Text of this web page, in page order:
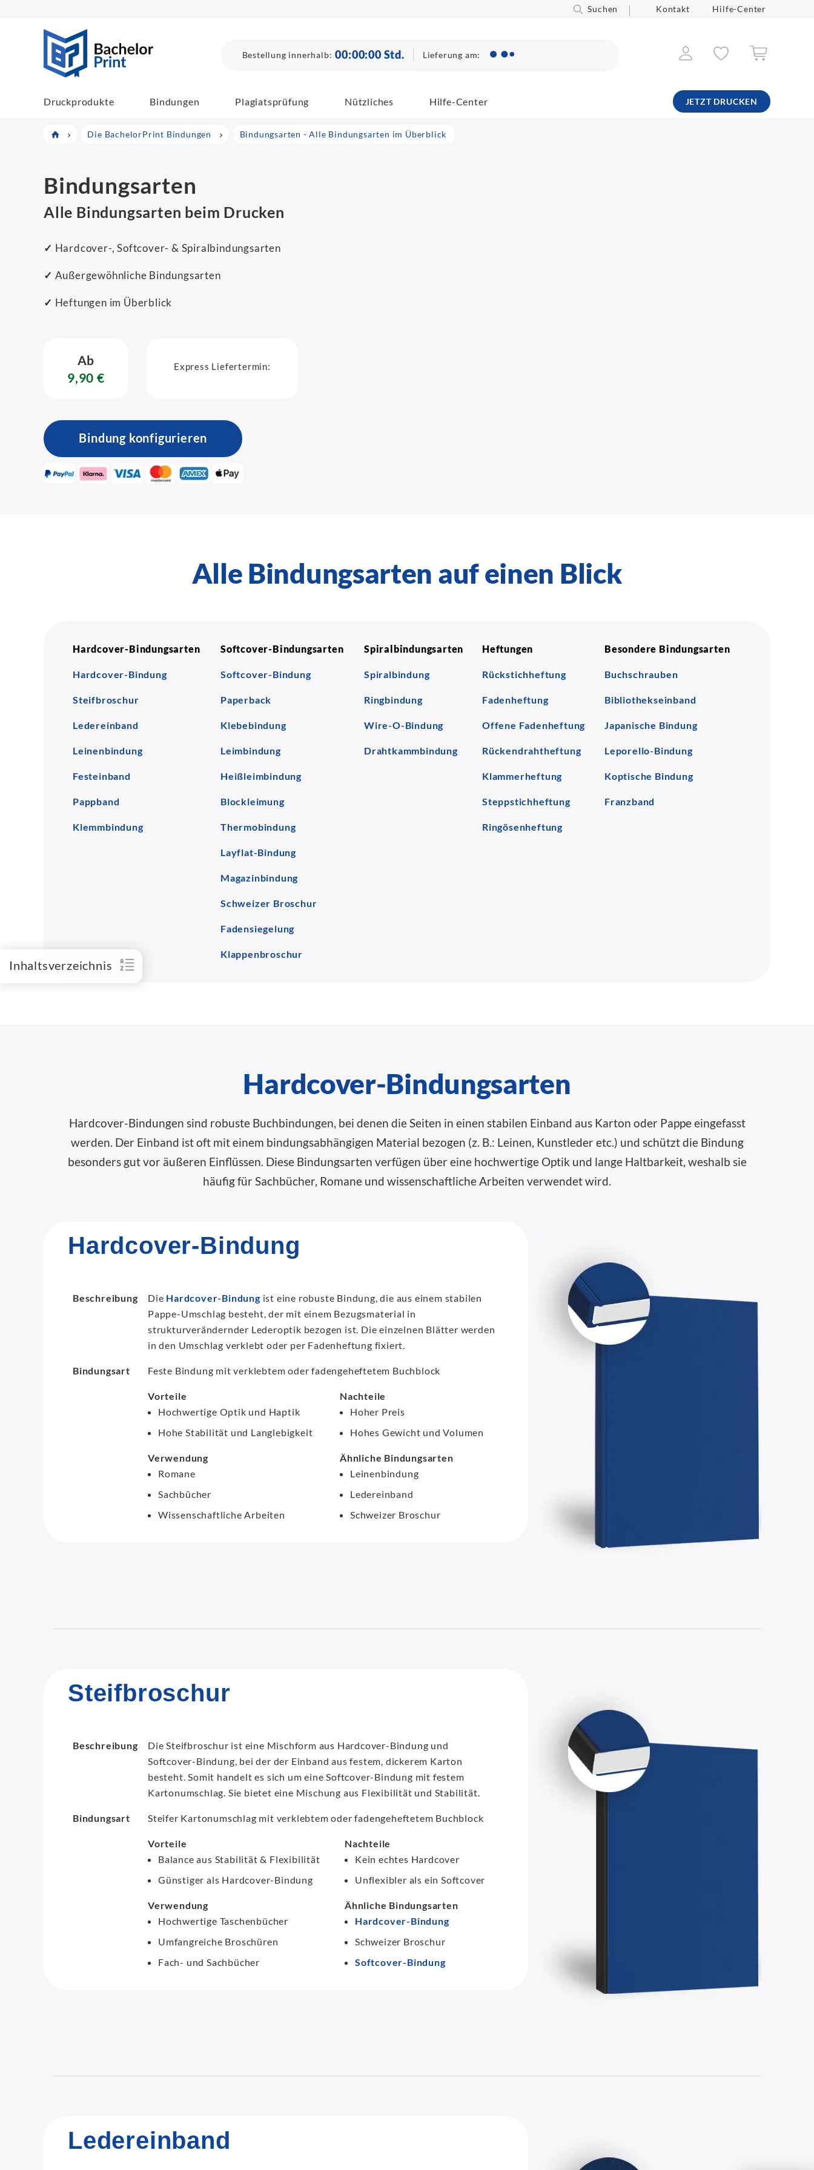
Suchen Kontakt Hilfe-Center
Bestellung innerhalb: 00:00:00 Std. Lieferung am:
Druckprodukte Bindungen Plagiatsprüfung Nützliches Hilfe-Center JETZT DRUCKEN
Die BachelorPrint Bindungen Bindungsarten - Alle Bindungsarten im Überblick
Inhaltsverzeichnis
Bindungsarten
Alle Bindungsarten beim Drucken
✓ Hardcover-, Softcover- & Spiralbindungsarten
✓ Außergewöhnliche Bindungsarten
✓ Heftungen im Überblick
Ab
9,90 €
Express Liefertermin:
Bindung konfigurieren
Alle Bindungsarten auf einen Blick
Hardcover-Bindungsarten Softcover-Bindungsarten Spiralbindungsarten Heftungen Besondere Bindungsarten
Hardcover-Bindung Softcover-Bindung Spiralbindung Rückstichheftung Buchschrauben
Steifbroschur Paperback Ringbindung Fadenheftung Bibliothekseinband
Ledereinband Klebebindung Wire-O-Bindung Offene Fadenheftung Japanische Bindung
Leinenbindung Leimbindung Drahtkammbindung Rückendrahtheftung Leporello-Bindung
Festeinband Heißleimbindung Klammerheftung Koptische Bindung
Pappband Blockleimung Steppstichheftung Franzband
Klemmbindung Thermobindung Ringösenheftung
Layflat-Bindung
Magazinbindung
Schweizer Broschur
Fadensiegelung
Klappenbroschur
Hardcover-Bindungsarten
Hardcover-Bindungen sind robuste Buchbindungen, bei denen die Seiten in einen stabilen Einband aus Karton oder Pappe eingefasst
werden. Der Einband ist oft mit einem bindungsabhängigen Material bezogen (z. B.: Leinen, Kunstleder etc.) und schützt die Bindung
besonders gut vor äußeren Einflüssen. Diese Bindungsarten verfügen über eine hochwertige Optik und lange Haltbarkeit, weshalb sie
häufig für Sachbücher, Romane und wissenschaftliche Arbeiten verwendet wird.
Hardcover-Bindung
Beschreibung Die Hardcover-Bindung ist eine robuste Bindung, die aus einem stabilen
Pappe-Umschlag besteht, der mit einem Bezugsmaterial in
strukturverändernder Lederoptik bezogen ist. Die einzelnen Blätter werden
in den Umschlag verklebt oder per Fadenheftung fixiert.
Bindungsart Feste Bindung mit verklebtem oder fadengeheftetem Buchblock
Vorteile
Hochwertige Optik und Haptik
Hohe Stabilität und Langlebigkeit
Nachteile
Hoher Preis
Hohes Gewicht und Volumen
Verwendung
Romane
Sachbücher
Wissenschaftliche Arbeiten
Ähnliche Bindungsarten
Leinenbindung
Ledereinband
Schweizer Broschur
Steifbroschur
Beschreibung
Die Steifbroschur ist eine Mischform aus Hardcover-Bindung und
Softcover-Bindung, bei der der Einband aus festem, dickerem Karton
besteht. Somit handelt es sich um eine Softcover-Bindung mit festem
Kartonumschlag. Sie bietet eine Mischung aus Flexibilität und Stabilität.
Bindungsart Steifer Kartonumschlag mit verklebtem oder fadengeheftetem Buchblock
Vorteile
Balance aus Stabilität & Flexibilität
Günstiger als Hardcover-Bindung
Nachteile
Kein echtes Hardcover
Unflexibler als ein Softcover
Verwendung
Hochwertige Taschenbücher
Umfangreiche Broschüren
Fach- und Sachbücher
Ähnliche Bindungsarten
Hardcover-Bindung
Schweizer Broschur
Softcover-Bindung
Ledereinband